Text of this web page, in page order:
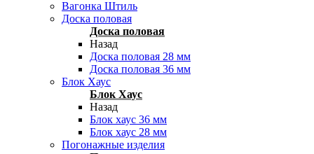
Вагонка Штиль
Доска половая
Доска половая
Назад
Доска половая 28 мм
Доска половая 36 мм
Блок Хаус
Блок Хаус
Назад
Блок хаус 36 мм
Блок хаус 28 мм
Погонажные изделия